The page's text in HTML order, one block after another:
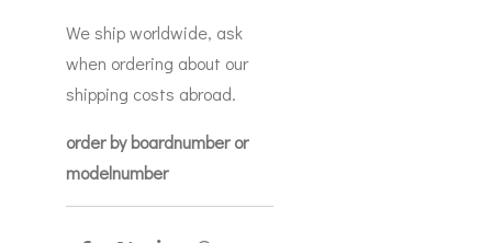
We ship worldwide, ask
when ordering about our
shipping costs abroad.
order by boardnumber or
modelnumber